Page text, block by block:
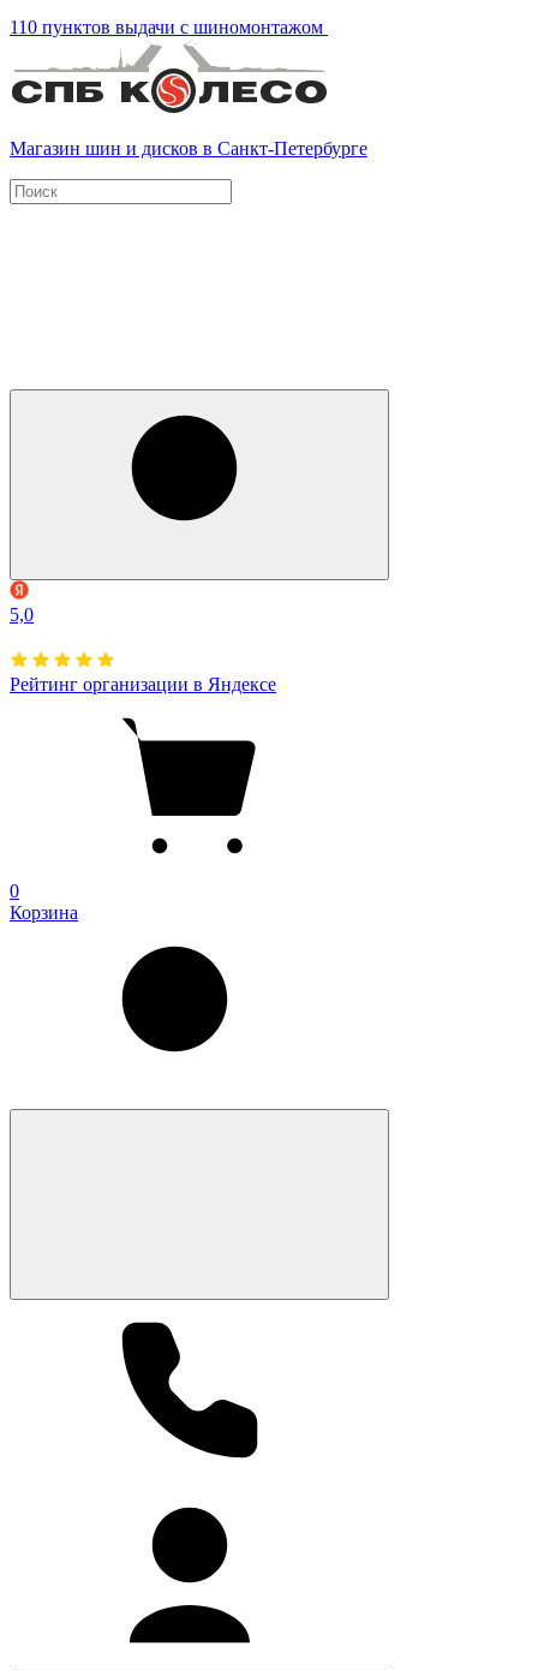
110 пунктов выдачи с шиномонтажом
Магазин шин и дисков в Санкт-Петербурге
5,0
Рейтинг организации в Яндексе
0
Корзина